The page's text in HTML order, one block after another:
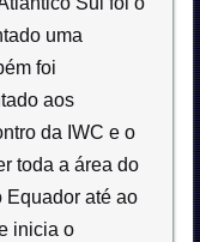
uma
foi
aos
da IWC e o
toda a área do
Equador até ao
inicia o